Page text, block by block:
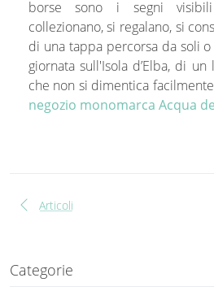
borse sono i segni
collezionano, si regalano, si
di una tappa percorsa da soli
giornata sull'Isola d’Elba, di
che non si dimentica
negozio monomarca Acqua
chevron_left Articoli
Categorie